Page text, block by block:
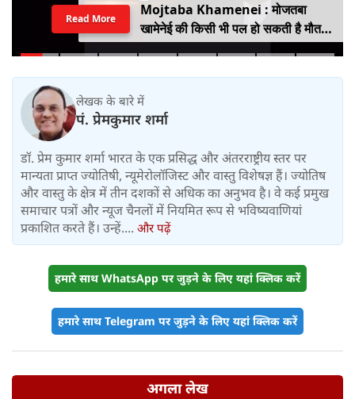
Mojtaba Khamenei : मोजतबा
खामेनेई की किसी भी पल हो सकती है मौत,
इजराइली मीडिया के दावे के बीच सामने आया
Read More
लेखक के बारे में
पं. प्रेमकुमार शर्मा
डॉ. प्रेम कुमार शर्मा भारत के एक प्रसिद्ध और अंतरराष्ट्रीय स्तर पर
मान्यता प्राप्त ज्योतिषी, न्यूमेरोलॉजिस्ट और वास्तु विशेषज्ञ हैं। ज्योतिष
और वास्तु के क्षेत्र में तीन दशकों से अधिक का अनुभव है। वे कई प्रमुख
समाचार पत्रों और न्यूज चैनलों में नियमित रूप से भविष्यवाणियां
प्रकाशित करते हैं। उन्हें.... और पढ़ें
हमारे साथ WhatsApp पर जुड़ने के लिए यहां क्लिक करें
हमारे साथ Telegram पर जुड़ने के लिए यहां क्लिक करें
अगला लेख